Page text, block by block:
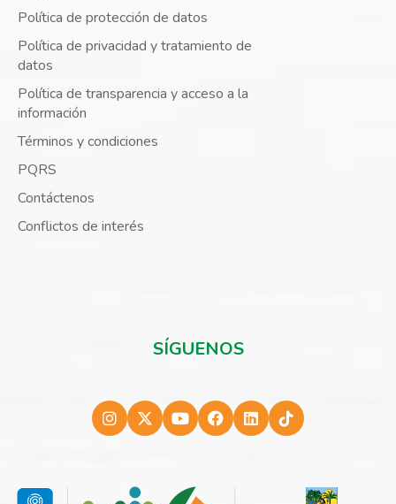
Política de protección de datos
Política de privacidad y tratamiento de
datos
Política de transparencia y acceso a la
información
Términos y condiciones
PQRS
Contáctenos
Conflictos de interés
SÍGUENOS